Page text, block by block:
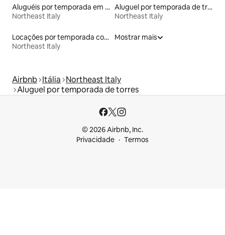
Aluguéis por temporada em acampamentos
Northeast Italy
Aluguel por temporada de trailers
Northeast Italy
Locações por temporada com piscina
Northeast Italy
Mostrar mais
Airbnb Itália Northeast Italy
Aluguel por temporada de torres
© 2026 Airbnb, Inc.
Privacidade
Termos